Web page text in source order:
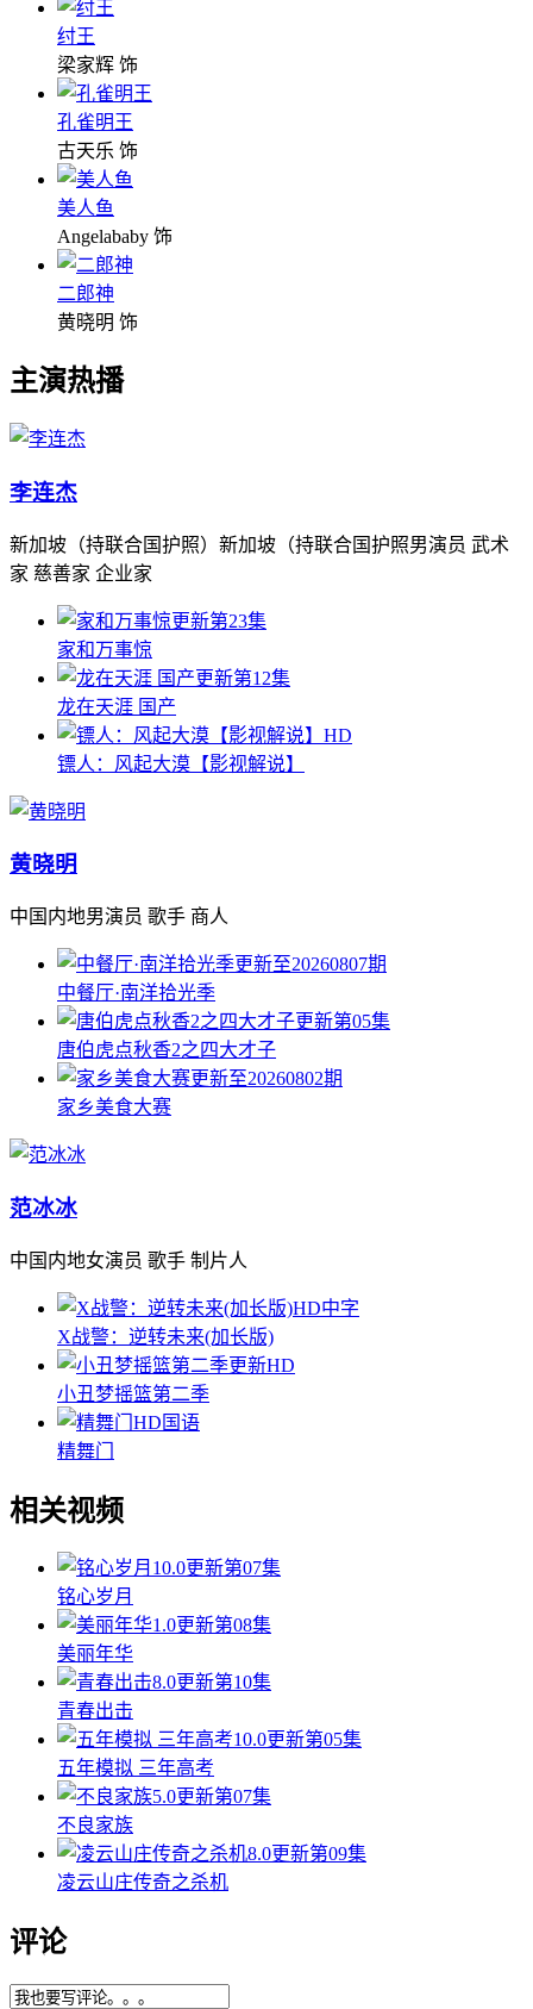
纣王
梁家辉 饰
孔雀明王
古天乐 饰
美人鱼
Angelababy 饰
二郎神
黄晓明 饰
主演热播
李连杰
新加坡（持联合国护照）新加坡（持联合国护照男演员 武术
家 慈善家 企业家
更新第23集
家和万事惊
更新第12集
龙在天涯 国产
HD
镖人：风起大漠【影视解说】
黄晓明
中国内地男演员 歌手 商人
更新至20260807期
中餐厅·南洋拾光季
更新第05集
唐伯虎点秋香2之四大才子
更新至20260802期
家乡美食大赛
范冰冰
中国内地女演员 歌手 制片人
HD中字
X战警：逆转未来(加长版)
更新HD
小丑梦摇篮第二季
HD国语
精舞门
相关视频
10.0更新第07集
铭心岁月
1.0更新第08集
美丽年华
8.0更新第10集
青春出击
10.0更新第05集
五年模拟 三年高考
5.0更新第07集
不良家族
8.0更新第09集
凌云山庄传奇之杀机
评论